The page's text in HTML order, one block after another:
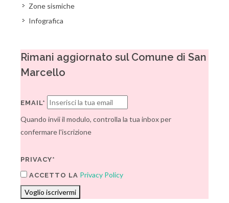
Zone sismiche
Infografica
Rimani aggiornato sul Comune di San
Marcello
EMAIL*
Quando invii il modulo, controlla la tua inbox per
confermare l'iscrizione
PRIVACY*
ACCETTO LA Privacy Policy
Voglio iscrivermi